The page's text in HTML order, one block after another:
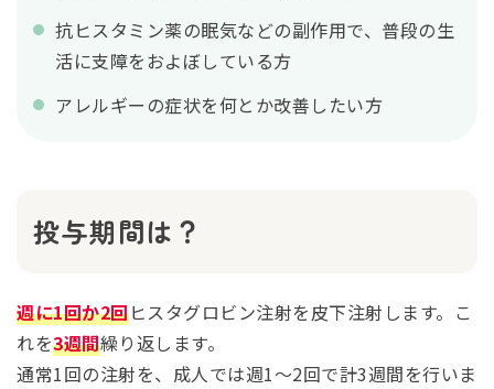
抗ヒスタミン薬の眠気などの副作用で、普段の生
活に支障をおよぼしている方
アレルギーの症状を何とか改善したい方
投与期間は？
週に1回か2回ヒスタグロビン注射を皮下注射します。こ
れを3週間繰り返します。
通常1回の注射を、成人では週1～2回で計3週間を行いま